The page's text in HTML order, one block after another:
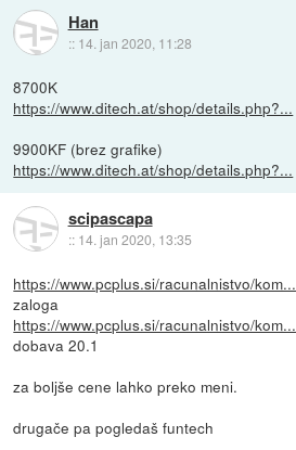
Han
:: 14. jan 2020, 11:28
8700K
https://www.ditech.at/shop/details.php?...
9900KF (brez grafike)
https://www.ditech.at/shop/details.php?...
scipascapa
:: 14. jan 2020, 13:35
https://www.pcplus.si/racunalnistvo/kom...
zaloga
https://www.pcplus.si/racunalnistvo/kom...
dobava 20.1
za boljše cene lahko preko meni.
drugače pa pogledaš funtech